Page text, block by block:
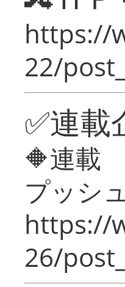
https://
22/
✅連載
🔶連載
プッシ
https://
26/